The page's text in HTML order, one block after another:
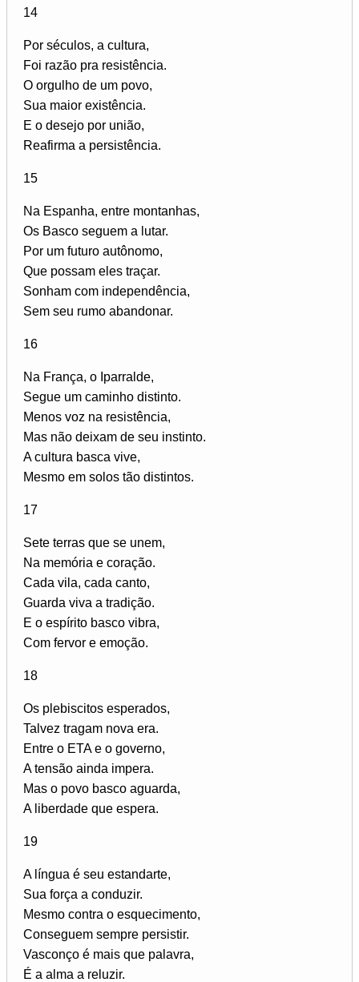
14
Por séculos, a cultura,
Foi razão pra resistência.
O orgulho de um povo,
Sua maior existência.
E o desejo por união,
Reafirma a persistência.
15
Na Espanha, entre montanhas,
Os Basco seguem a lutar.
Por um futuro autônomo,
Que possam eles traçar.
Sonham com independência,
Sem seu rumo abandonar.
16
Na França, o Iparralde,
Segue um caminho distinto.
Menos voz na resistência,
Mas não deixam de seu instinto.
A cultura basca vive,
Mesmo em solos tão distintos.
17
Sete terras que se unem,
Na memória e coração.
Cada vila, cada canto,
Guarda viva a tradição.
E o espírito basco vibra,
Com fervor e emoção.
18
Os plebiscitos esperados,
Talvez tragam nova era.
Entre o ETA e o governo,
A tensão ainda impera.
Mas o povo basco aguarda,
A liberdade que espera.
19
A língua é seu estandarte,
Sua força a conduzir.
Mesmo contra o esquecimento,
Conseguem sempre persistir.
Vasconço é mais que palavra,
É a alma a reluzir.